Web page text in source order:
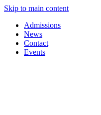
Skip to main content
Admissions
News
Contact
Events